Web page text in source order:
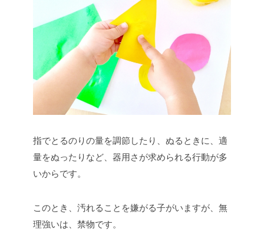
指でとるのりの量を調節したり、ぬるときに、適
量をぬったりなど、器用さが求められる行動が多
いからです。
このとき、汚れることを嫌がる子がいますが、無
理強いは、禁物です。